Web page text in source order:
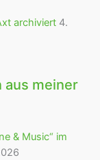
archiviert 4.
aus meiner
& Music“ im